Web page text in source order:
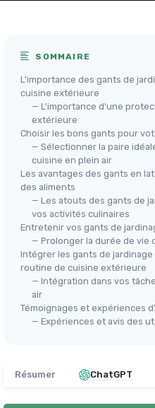
SOMMAIRE
L'importance des gants de
cuisine extérieure
— L'importance d'une
extérieure
Choisir les bons gants pour
— Sélectionner la paire
cuisine en plein air
Les avantages des gants en
des aliments
— Les atouts des gants de
vos activités culinaires
Entretenir vos gants de
— Prolonger la durée de vie
Intégrer les gants de
routine de cuisine extérieure
— Intégration dans vos
air
Témoignages et expériences
— Expériences et avis des
Résumer ChatGPT